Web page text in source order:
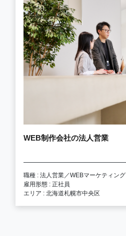
WEB制作会社の法人営業
職種 : 法人営業／WEBマーケティング
雇用形態 : 正社員
エリア : 北海道札幌市中央区